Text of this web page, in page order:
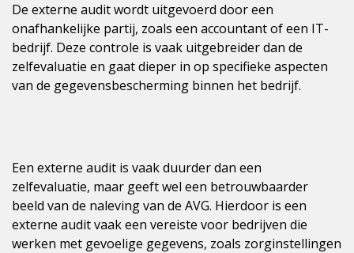
De externe audit wordt uitgevoerd door een
onafhankelijke partij, zoals een accountant of een IT-
bedrijf. Deze controle is vaak uitgebreider dan de
zelfevaluatie en gaat dieper in op specifieke aspecten
van de gegevensbescherming binnen het bedrijf.
Een externe audit is vaak duurder dan een
zelfevaluatie, maar geeft wel een betrouwbaarder
beeld van de naleving van de AVG. Hierdoor is een
externe audit vaak een vereiste voor bedrijven die
werken met gevoelige gegevens, zoals zorginstellingen